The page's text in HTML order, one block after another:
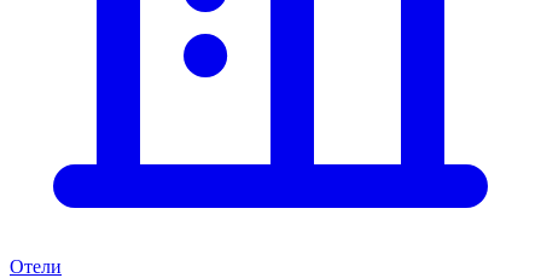
Отели